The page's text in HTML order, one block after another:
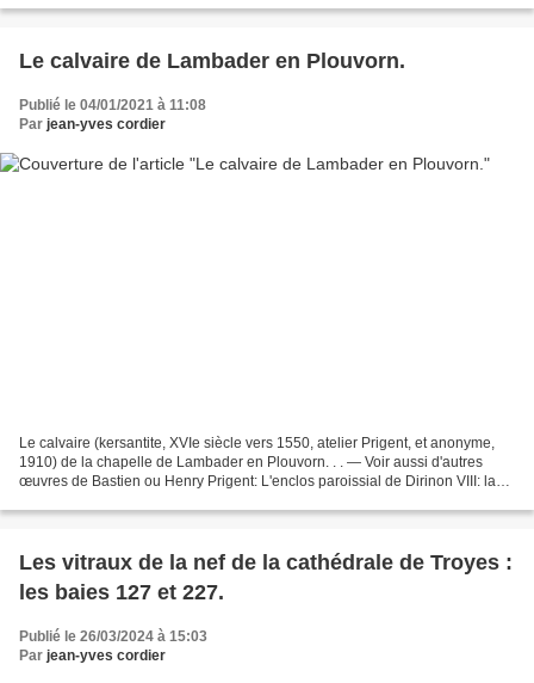
Le calvaire de Lambader en Plouvorn.
Publié le 04/01/2021 à 11:08
Par jean-yves cordier
Le calvaire (kersantite, XVIe siècle vers 1550, atelier Prigent, et anonyme,
1910) de la chapelle de Lambader en Plouvorn. . . — Voir aussi d'autres
œuvres de Bastien ou Henry Prigent: L'enclos paroissial de Dirinon VIII: la
Les vitraux de la nef de la cathédrale de Troyes :
les baies 127 et 227.
Publié le 26/03/2024 à 15:03
Par jean-yves cordier